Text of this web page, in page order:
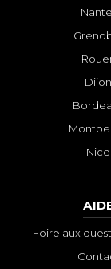
Dijon
Nice
Foire aux